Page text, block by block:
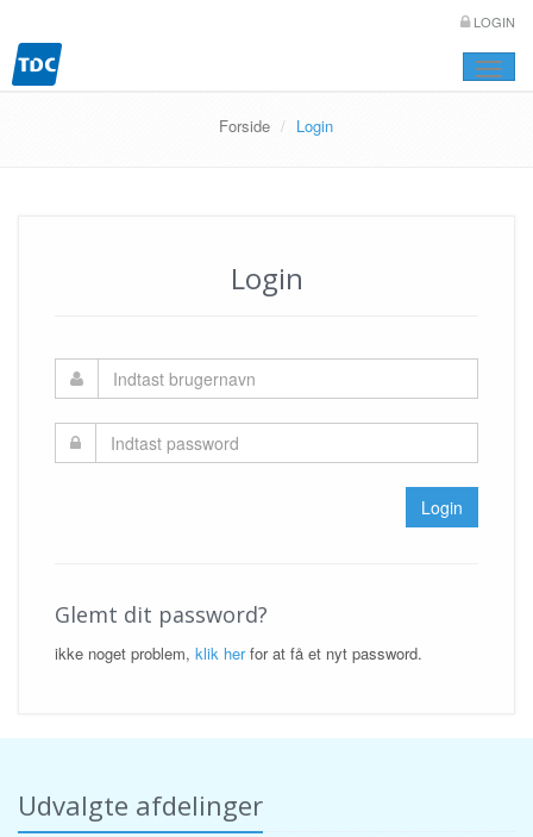
LOGIN
Toggle
Forside
Login
Login
Login
Glemt dit password?
ikke noget problem, klik herfor at få et nyt password.
Udvalgte afdelinger